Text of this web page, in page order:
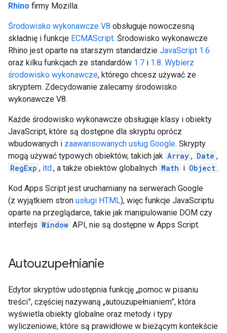
Rhino firmy Mozilla.
Środowisko wykonawcze V8 obsługuje nowoczesną
składnię i funkcje ECMAScript. Środowisko wykonawcze
Rhino jest oparte na starszym standardzie JavaScript 1.6
oraz kilku funkcjach ze standardów 1.7 i 1.8. Wybierz
środowisko wykonawcze, którego chcesz używać ze
skryptem. Zdecydowanie zalecamy środowisko
wykonawcze V8.
Każde środowisko wykonawcze obsługuje klasy i obiekty
JavaScript, które są dostępne dla skryptu oprócz
wbudowanych i zaawansowanych usług Google. Skrypty
mogą używać typowych obiektów, takich jak Array , Date ,
RegExp , itd., a także obiektów globalnych Math i Object .
Kod Apps Script jest uruchamiany na serwerach Google
(z wyjątkiem stron usługi HTML), więc funkcje JavaScriptu
oparte na przeglądarce, takie jak manipulowanie DOM czy
interfejs Window API, nie są dostępne w Apps Script.
Autouzupełnianie
Edytor skryptów udostępnia funkcję „pomoc w pisaniu
treści”, częściej nazywaną „autouzupełnianiem”, która
wyświetla obiekty globalne oraz metody i typy
wyliczeniowe, które są prawidłowe w bieżącym kontekście